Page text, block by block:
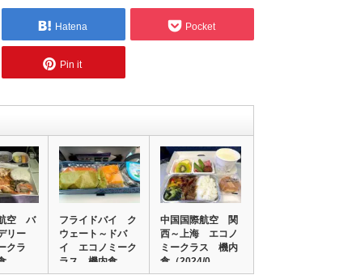
Hatena Pocket
Pin it
空 バ
リー
クラ
フライドバイ ク
ウェート～ドバ
イ エコノミーク
ラス 機内食
中国国際航空 関
西～上海 エコノ
ミークラス 機内
食（2024/0…